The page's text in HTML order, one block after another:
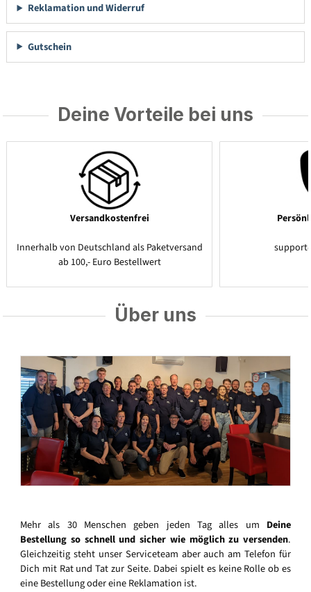
Reklamation und Widerruf
Gutschein
Deine Vorteile bei uns
Versandkostenfrei
Innerhalb von Deutschland als Paketversand
ab 100,- Euro Bestellwert
Über uns
Mehr als 30 Menschen geben jeden Tag alles um Deine
Bestellung so schnell und sicher wie möglich zu versenden.
Gleichzeitig steht unser Serviceteam aber auch am Telefon für
Dich mit Rat und Tat zur Seite. Dabei spielt es keine Rolle ob es
eine Bestellung oder eine Reklamation ist.